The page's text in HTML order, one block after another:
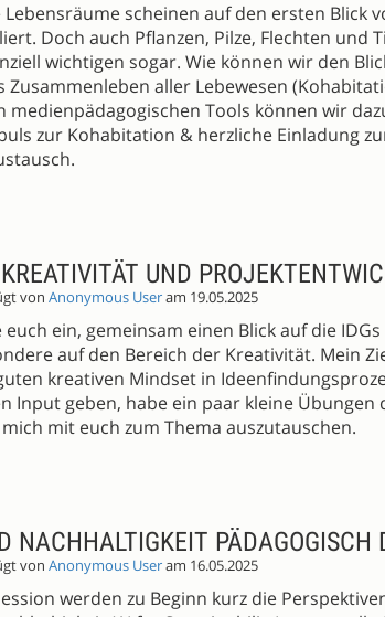
Lebensräume scheinen auf den ersten Blick
Doch auch Pflanzen, Pilze, Flechten und
wichtigen sogar. Wie können wir den
Zusammenleben aller Lebewesen
medienpädagogischen Tools können wir
zur Kohabitation & herzliche Einladung
UND
von Anonymous Useram 19.05.2025
euch ein, gemeinsam einen Blick auf die
auf den Bereich der Kreativität. Mein
kreativen Mindset in
Input geben, habe ein paar kleine
mit euch zum Thema auszutauschen.
NACHHALTIGKEIT PÄDAGOGISCH
von Anonymous Useram 16.05.2025
werden zu Beginn kurz die